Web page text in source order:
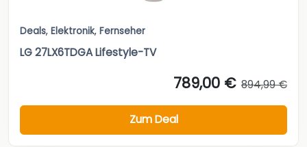
Deals, Elektronik, Fernseher
LG 27LX6TDGA Lifestyle-TV
789,00 € 894,99 €
Zum Deal